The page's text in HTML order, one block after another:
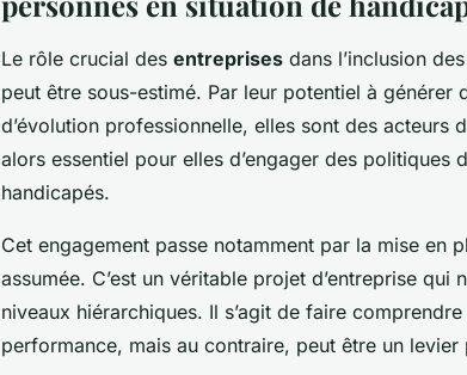
Le rôle crucial des entreprises dans l’inclusion
peut être sous-estimé. Par leur potentiel à
d’évolution professionnelle, elles sont des acteurs
alors essentiel pour elles d’engager des politiques
handicapés.
Cet engagement passe notamment par la mise en
assumée. C’est un véritable projet d’entreprise qui
niveaux hiérarchiques. Il s’agit de faire
performance, mais au contraire, peut être un